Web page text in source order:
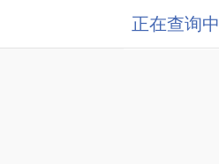
正在查询中